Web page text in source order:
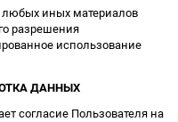
любых иных материалов
разрешения
использование
ДАННЫХ
согласие Пользователя на